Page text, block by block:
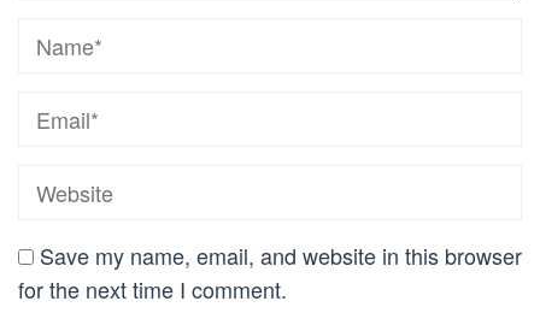
Save my name, email, and website in this browser
for the next time I comment.